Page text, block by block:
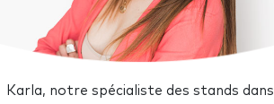
Karla, notre spécialiste des stands dans